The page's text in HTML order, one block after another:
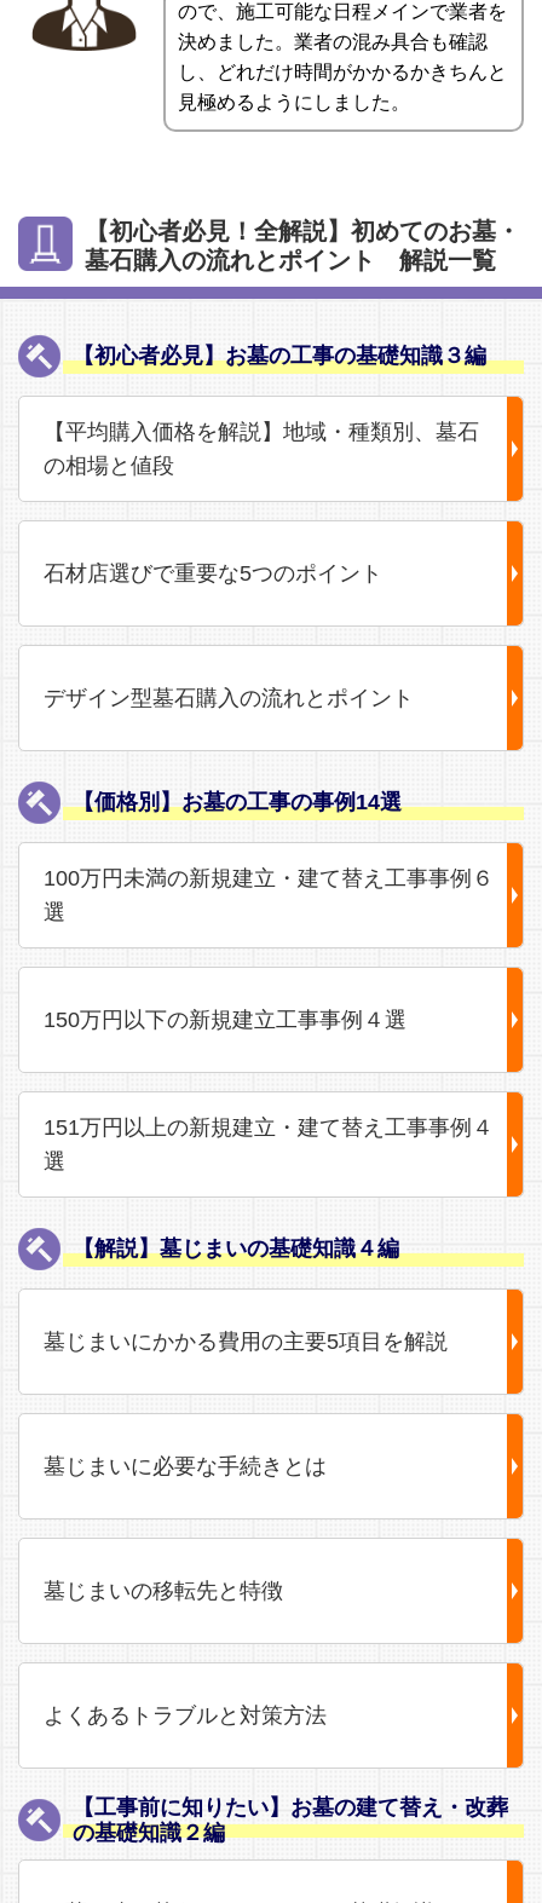
ので、施工可能な日程メインで業者を
決めました。業者の混み具合も確認
し、どれだけ時間がかかるかきちんと
見極めるようにしました。
【初心者必見！全解説】初めてのお墓・
墓石購入の流れとポイント 解説一覧
【初心者必見】お墓の工事の基礎知識３編
【平均購入価格を解説】地域・種類別、墓石
の相場と値段
石材店選びで重要な5つのポイント
デザイン型墓石購入の流れとポイント
【価格別】お墓の工事の事例14選
100万円未満の新規建立・建て替え工事事例６
選
150万円以下の新規建立工事事例４選
151万円以上の新規建立・建て替え工事事例４
選
【解説】墓じまいの基礎知識４編
墓じまいにかかる費用の主要5項目を解説
墓じまいに必要な手続きとは
墓じまいの移転先と特徴
よくあるトラブルと対策方法
【工事前に知りたい】お墓の建て替え・改葬
の基礎知識２編